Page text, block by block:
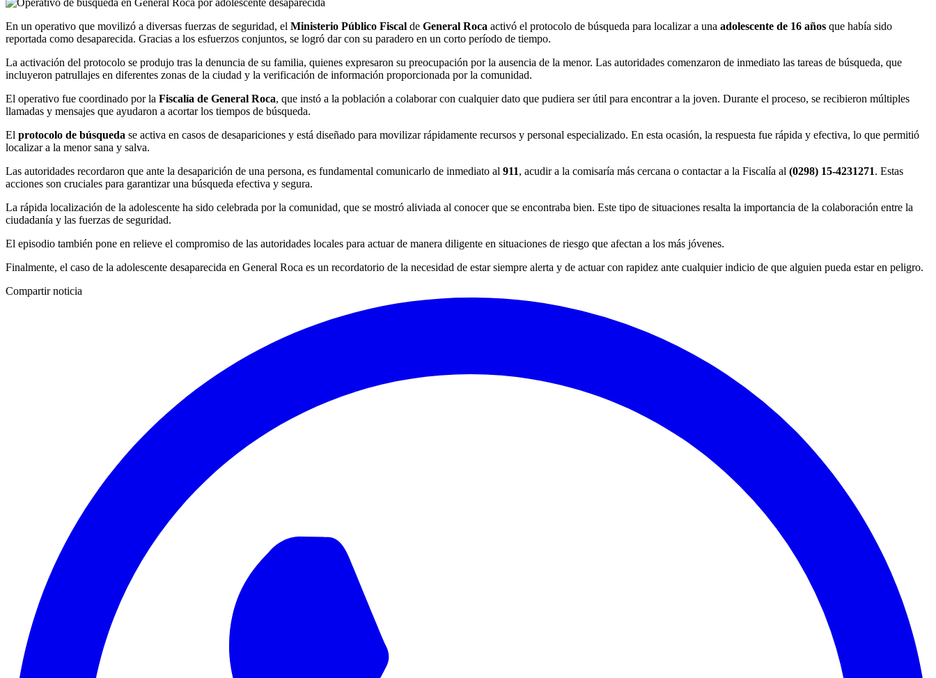
En un operativo que movilizó a diversas fuerzas de seguridad, el Ministerio Público Fiscal de General Roca activó el protocolo de búsqueda para localizar a una adolescente de 16 años que había sido
reportada como desaparecida. Gracias a los esfuerzos conjuntos, se logró dar con su paradero en un corto período de tiempo.
La activación del protocolo se produjo tras la denuncia de su familia, quienes expresaron su preocupación por la ausencia de la menor. Las autoridades comenzaron de inmediato las tareas de búsqueda, que
incluyeron patrullajes en diferentes zonas de la ciudad y la verificación de información proporcionada por la comunidad.
El operativo fue coordinado por la Fiscalía de General Roca, que instó a la población a colaborar con cualquier dato que pudiera ser útil para encontrar a la joven. Durante el proceso, se recibieron múltiples
llamadas y mensajes que ayudaron a acortar los tiempos de búsqueda.
El protocolo de búsqueda se activa en casos de desapariciones y está diseñado para movilizar rápidamente recursos y personal especializado. En esta ocasión, la respuesta fue rápida y efectiva, lo que permitió
localizar a la menor sana y salva.
Las autoridades recordaron que ante la desaparición de una persona, es fundamental comunicarlo de inmediato al 911, acudir a la comisaría más cercana o contactar a la Fiscalía al (0298) 15-4231271. Estas
acciones son cruciales para garantizar una búsqueda efectiva y segura.
La rápida localización de la adolescente ha sido celebrada por la comunidad, que se mostró aliviada al conocer que se encontraba bien. Este tipo de situaciones resalta la importancia de la colaboración entre la
ciudadanía y las fuerzas de seguridad.
El episodio también pone en relieve el compromiso de las autoridades locales para actuar de manera diligente en situaciones de riesgo que afectan a los más jóvenes.
Finalmente, el caso de la adolescente desaparecida en General Roca es un recordatorio de la necesidad de estar siempre alerta y de actuar con rapidez ante cualquier indicio de que alguien pueda estar en peligro.
Compartir noticia